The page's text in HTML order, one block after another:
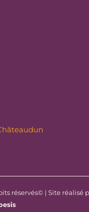
réservés© | Site réalisé